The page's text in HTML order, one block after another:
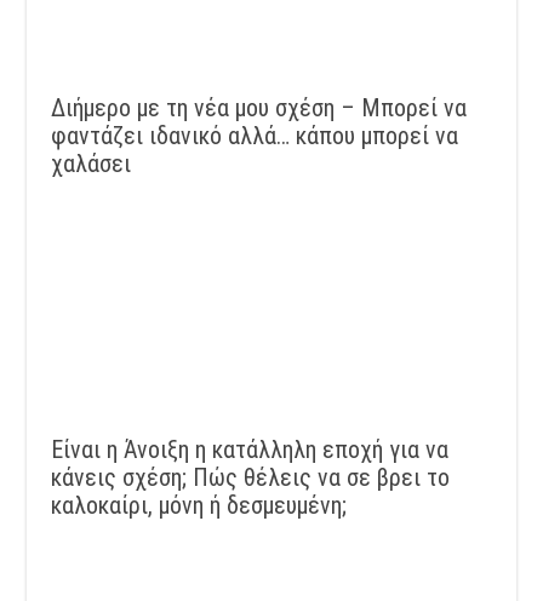
Διήμερο με τη νέα μου σχέση – Μπορεί να
φαντάζει ιδανικό αλλά… κάπου μπορεί να
χαλάσει
Είναι η Άνοιξη η κατάλληλη εποχή για να
κάνεις σχέση; Πώς θέλεις να σε βρει το
καλοκαίρι, μόνη ή δεσμευμένη;